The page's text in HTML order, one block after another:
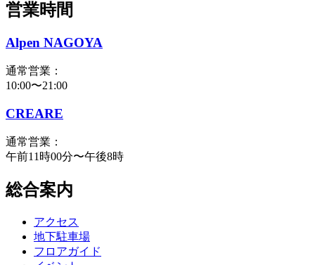
営業時間
Alpen NAGOYA
通常営業：
10:00〜21:00
CREARE
通常営業：
午前11時00分〜午後8時
総合案内
アクセス
地下駐車場
フロアガイド